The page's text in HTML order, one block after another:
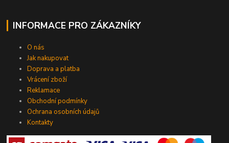
INFORMACE PRO ZÁKAZNÍKY
O nás
Jak nakupovat
Doprava a platba
Vrácení zboží
Reklamace
Obchodní podmínky
Ochrana osobních údajů
Kontakty